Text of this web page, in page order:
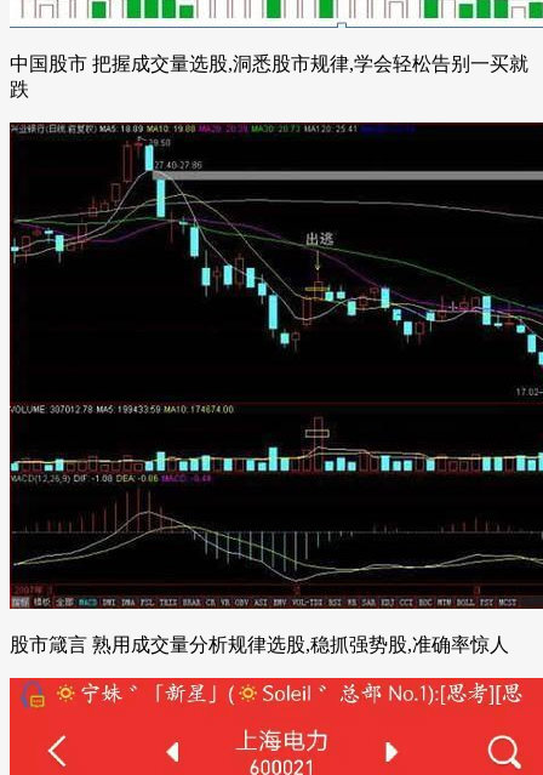
中国股市 把握成交量选股,洞悉股市规律,学会轻松告别一买就
跌
股市箴言 熟用成交量分析规律选股,稳抓强势股,准确率惊人